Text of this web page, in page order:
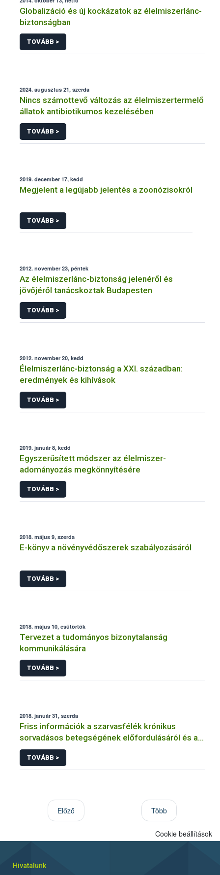
Globalizáció és új kockázatok az élelmiszerlánc-
biztonságban
TOVÁBB >
2024. augusztus 21, szerda
Nincs számottevő változás az élelmiszertermelő
állatok antibiotikumos kezelésében
TOVÁBB >
2019. december 17, kedd
Megjelent a legújabb jelentés a zoonózisokról
TOVÁBB >
2012. november 23, péntek
Az élelmiszerlánc-biztonság jelenéről és
jövőjéről tanácskoztak Budapesten
TOVÁBB >
2012. november 20, kedd
Élelmiszerlánc-biztonság a XXI. században:
eredmények és kihívások
TOVÁBB >
2019. január 8, kedd
Egyszerűsített módszer az élelmiszer-
adományozás megkönnyítésére
TOVÁBB >
2018. május 9, szerda
E-könyv a növényvédőszerek szabályozásáról
TOVÁBB >
2018. május 10, csütörtök
Tervezet a tudományos bizonytalanság
kommunikálására
TOVÁBB >
2018. január 31, szerda
Friss információk a szarvasfélék krónikus
sorvadásos betegségének előfordulásáról és a
kimutatási módszerekről
TOVÁBB >
Előző Több
Cookie beállítások
Hivatalunk